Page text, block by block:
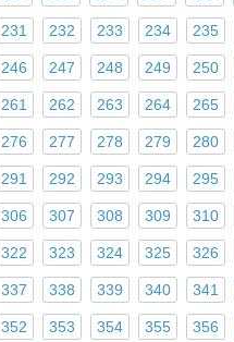
231 232 233 234 235
246 247 248 249 250
261 262 263 264 265
276 277 278 279 280
291 292 293 294 295
306 307 308 309 310
322 323 324 325 326
337 338 339 340 341
352 353 354 355 356